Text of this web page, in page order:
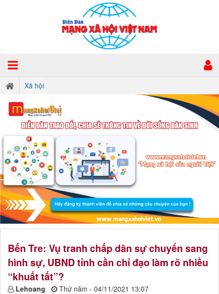
Xã hội
Bến Tre: Vụ tranh chấp dân sự chuyển sang
hình sự, UBND tỉnh cần chỉ đạo làm rõ nhiều
“khuất tất”?
Lehoang Thứ năm - 04/11/2021 13:07